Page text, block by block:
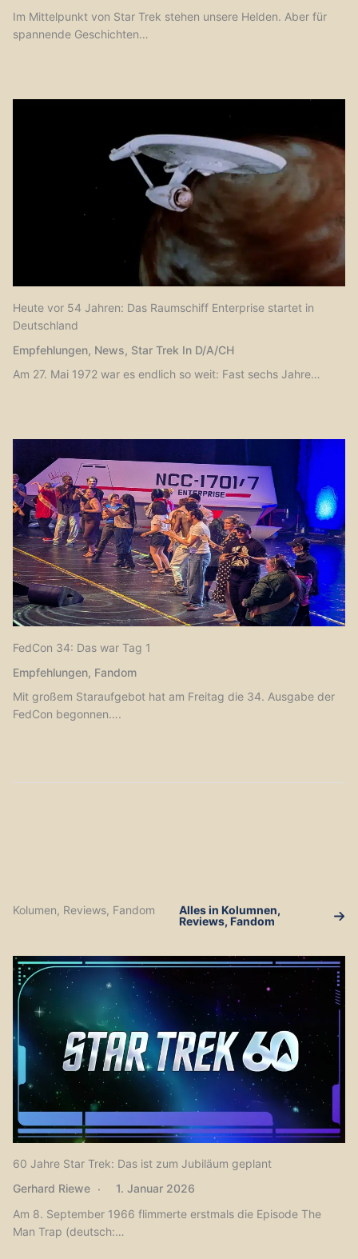
Im Mittelpunkt von Star Trek stehen unsere Helden. Aber für
spannende Geschichten…
Heute vor 54 Jahren: Das Raumschiff Enterprise startet in
Deutschland
Empfehlungen, News, Star Trek In D/A/CH
Am 27. Mai 1972 war es endlich so weit: Fast sechs Jahre…
FedCon 34: Das war Tag 1
Empfehlungen, Fandom
Mit großem Staraufgebot hat am Freitag die 34. Ausgabe der
FedCon begonnen….
Kolumen, Reviews, Fandom
Alles in Kolumnen,
Reviews, Fandom
60 Jahre Star Trek: Das ist zum Jubiläum geplant
Gerhard Riewe
1. Januar 2026
Am 8. September 1966 flimmerte erstmals die Episode The
Man Trap (deutsch:…